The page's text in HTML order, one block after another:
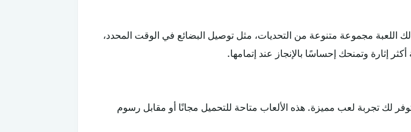
اللعبة مجموعة متنوعة من التحديات، مثل توصيل البضائع في الوقت المحدد،
إثارة وتمنحك إحساسًا بالإنجاز عند إتمامها.
لك تجربة لعب مميزة. هذه الألعاب متاحة للتحميل مجانًا أو مقابل رسوم